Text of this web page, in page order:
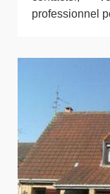
professionnel